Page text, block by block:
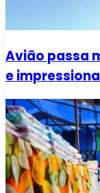
Avião passa
e